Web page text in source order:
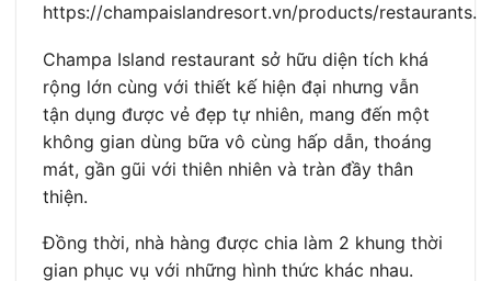
https://champaislandresort.vn/products/restaurants.
Champa Island restaurant sở hữu diện tích khá
rộng lớn cùng với thiết kế hiện đại nhưng vẫn
tận dụng được vẻ đẹp tự nhiên, mang đến một
không gian dùng bữa vô cùng hấp dẫn, thoáng
mát, gần gũi với thiên nhiên và tràn đầy thân
thiện.
Đồng thời, nhà hàng được chia làm 2 khung thời
gian phục vụ với những hình thức khác nhau.